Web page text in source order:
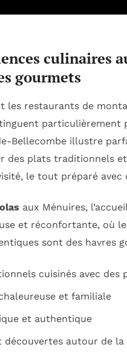
culinaires
gourmets
les restaurants de
Bellecombe illustre
des plats traditionnels
le tout préparé avec
aux Ménuires,
et réconfortante, où
sont des havres
cuisinés avec des
et familiale
et authentique
découvertes autour de la